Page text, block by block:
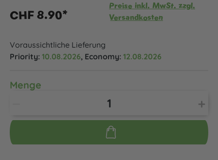
CHF 8.90*
Preise inkl. MwSt. zzgl.
Versandkosten
Voraussichtliche Lieferung
Priority: 10.08.2026, Economy: 12.08.2026
Menge